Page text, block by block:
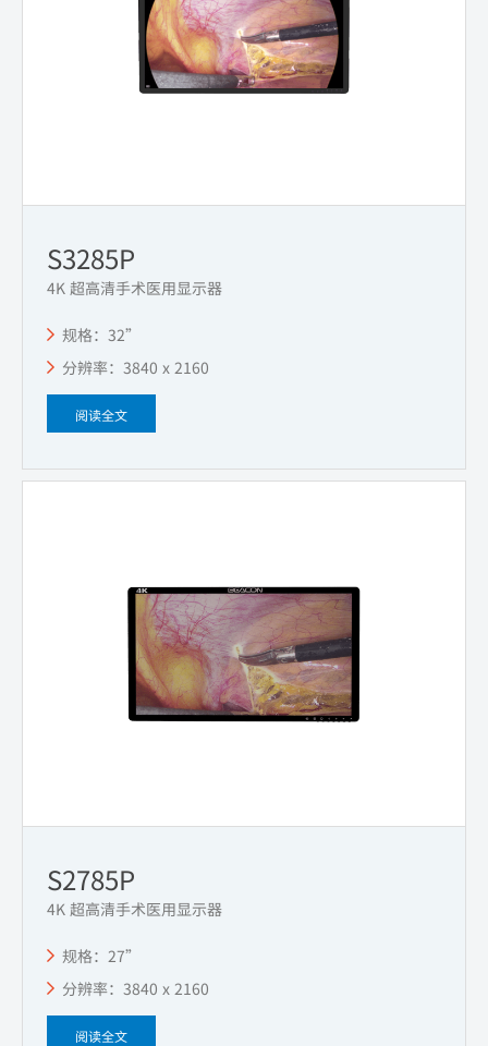
S3285P
4K 超高清手术医用显示器
规格：32”
分辨率：3840 x 2160
阅读全文
S2785P
4K 超高清手术医用显示器
规格：27”
分辨率：3840 x 2160
阅读全文